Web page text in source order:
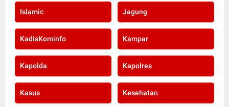
Islamic Jagung
KadisKominfo Kampar
Kapolda Kapolres
Kasus Kesehatan